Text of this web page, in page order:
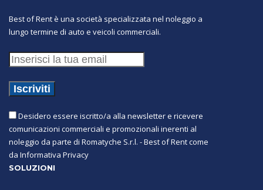
Best of Rent è una società specializzata nel noleggio a
lungo termine di auto e veicoli commerciali.
Desidero essere iscritto/a alla newsletter e ricevere
comunicazioni commerciali e promozionali inerenti al
noleggio da parte di Romatyche S.r.l. - Best of Rent come
da Informativa Privacy
SOLUZIONI